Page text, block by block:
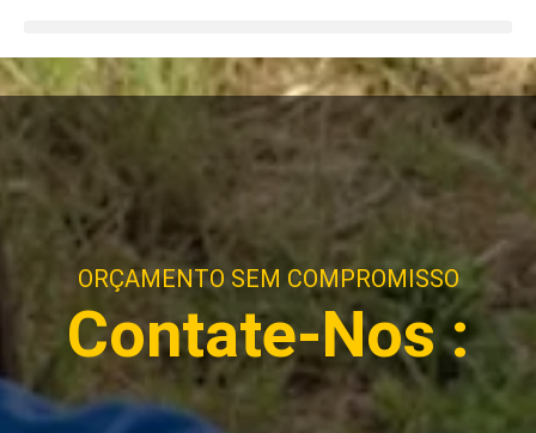
ORÇAMENTO SEM COMPROMISSO
Contate-Nos :